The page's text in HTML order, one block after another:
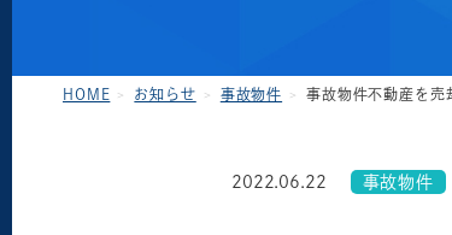
HOME お知らせ 事故物件 事故物件不動産を売
2022.06.22 事故物件